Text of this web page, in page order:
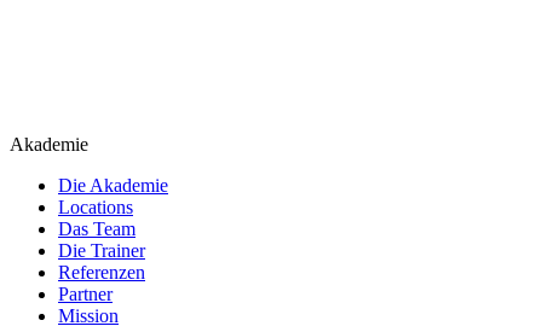
Akademie
Die Akademie
Locations
Das Team
Die Trainer
Referenzen
Partner
Mission